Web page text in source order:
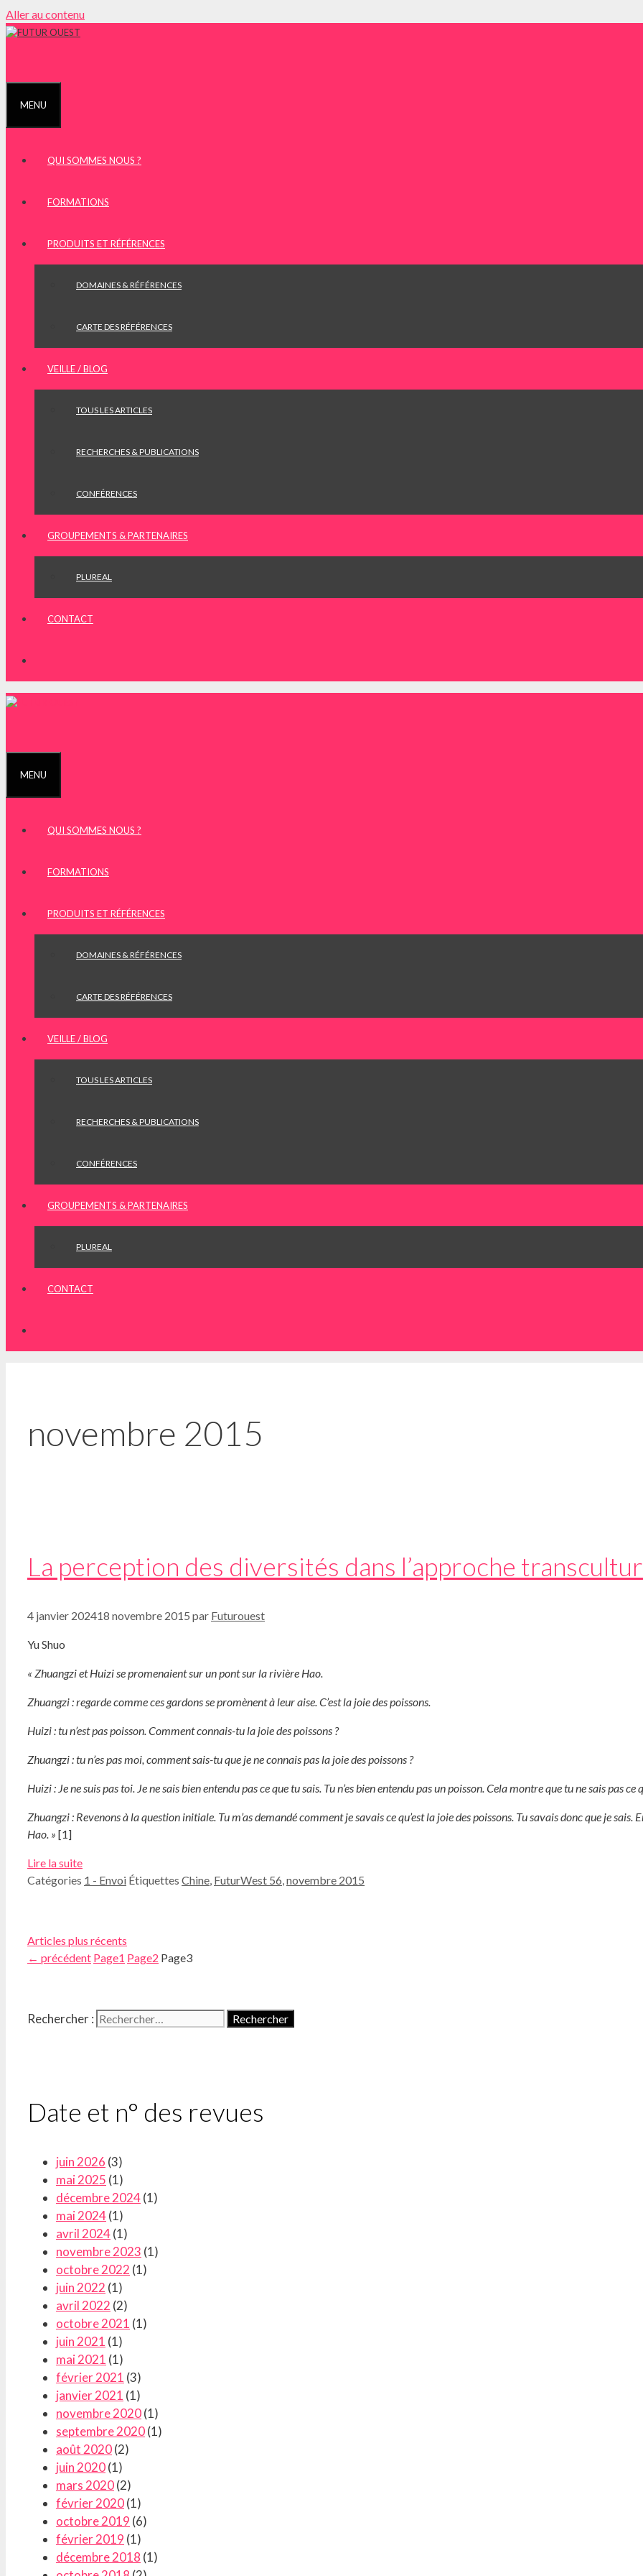
Aller au contenu
MENU
QUI SOMMES NOUS ?
FORMATIONS
PRODUITS ET RÉFÉRENCES
DOMAINES & RÉFÉRENCES
CARTE DES RÉFÉRENCES
VEILLE / BLOG
TOUS LES ARTICLES
RECHERCHES & PUBLICATIONS
CONFÉRENCES
GROUPEMENTS & PARTENAIRES
PLUREAL
CONTACT
MENU
QUI SOMMES NOUS ?
FORMATIONS
PRODUITS ET RÉFÉRENCES
DOMAINES & RÉFÉRENCES
CARTE DES RÉFÉRENCES
VEILLE / BLOG
TOUS LES ARTICLES
RECHERCHES & PUBLICATIONS
CONFÉRENCES
GROUPEMENTS & PARTENAIRES
PLUREAL
CONTACT
novembre 2015
La perception des diversités dans l’approche
4 janvier 202418 novembre 2015 par Futurouest
Yu Shuo
« Zhuangzi et Huizi se promenaient sur un pont sur la rivière Hao.
Zhuangzi : regarde comme ces gardons se promènent à leur aise. C’est la joie des poissons.
Huizi : tu n’est pas poisson. Comment connais-tu la joie des poissons ?
Zhuangzi : tu n’es pas moi, comment sais-tu que je ne connais pas la joie des poissons ?
Huizi : Je ne suis pas toi. Je ne sais bien entendu pas ce que tu sais. Tu n’es bien entendu pas un poisson. Cela montre que tu ne sais pas ce
Zhuangzi : Revenons à la question initiale. Tu m’as demandé comment je savais ce qu’est la joie des poissons. Tu savais donc que je sais.
Hao. » [1]
Lire la suite
Catégories 1 - Envoi Étiquettes Chine, FuturWest 56,novembre 2015
Articles plus récents
← précédent Page1 Page2 Page3
Rechercher :
Date et n° des revues
juin 2026 (3)
mai 2025 (1)
décembre 2024(1)
mai 2024(1)
avril 2024(1)
novembre 2023 (1)
octobre 2022 (1)
juin 2022 (1)
avril 2022 (2)
octobre 2021 (1)
juin 2021 (1)
mai 2021 (1)
février 2021 (3)
janvier 2021 (1)
novembre 2020(1)
septembre 2020(1)
août 2020(2)
juin 2020(1)
mars 2020(2)
février 2020(1)
octobre 2019 (6)
février 2019 (1)
décembre 2018 (1)